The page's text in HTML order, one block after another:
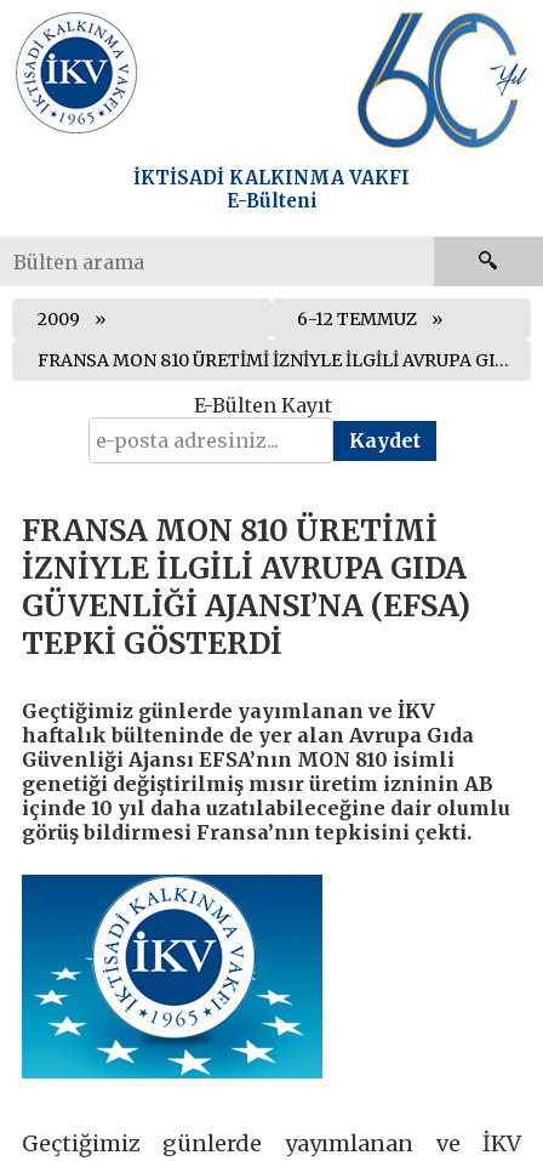
İKTİSADİ KALKINMA VAKFI
E-Bülteni
2009
6-12 TEMMUZ
FRANSA MON 810 ÜRETİMİ İZNİYLE İLGİLİ AVRUPA GIDA GÜVENLİĞİ AJANSI’NA (EFSA) TEPKİ GÖSTERDİ
E-Bülten Kayıt
FRANSA MON 810 ÜRETİMİ
İZNİYLE İLGİLİ AVRUPA GIDA
GÜVENLİĞİ AJANSI’NA (EFSA)
TEPKİ GÖSTERDİ
Geçtiğimiz günlerde yayımlanan ve İKV
haftalık bülteninde de yer alan Avrupa Gıda
Güvenliği Ajansı EFSA’nın MON 810 isimli
genetiği değiştirilmiş mısır üretim izninin AB
içinde 10 yıl daha uzatılabileceğine dair olumlu
görüş bildirmesi Fransa’nın tepkisini çekti.
Geçtiğimiz günlerde yayımlanan ve İKV